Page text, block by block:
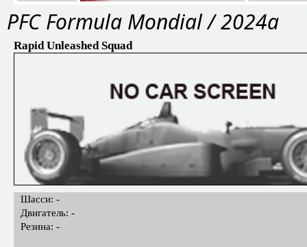
PFC Formula Mondial / 2024a
Rapid Unleashed Squad
Шасси: -
Двигатель: -
Резина: -